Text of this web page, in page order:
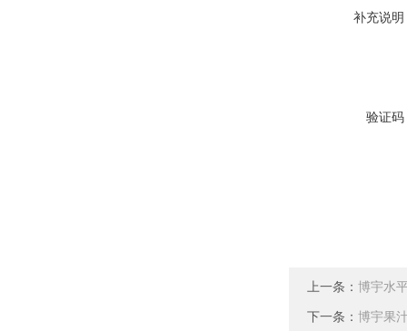
补充说明
验证码
上一条： 博宇水
下一条： 博宇果